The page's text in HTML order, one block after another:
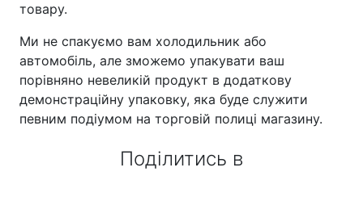
товару.
Ми не спакуємо вам холодильник або
автомобіль, але зможемо упакувати ваш
порівняно невеликій продукт в додаткову
демонстраційну упаковку, яка буде служити
певним подіумом на торговій полиці магазину.
Поділитись в